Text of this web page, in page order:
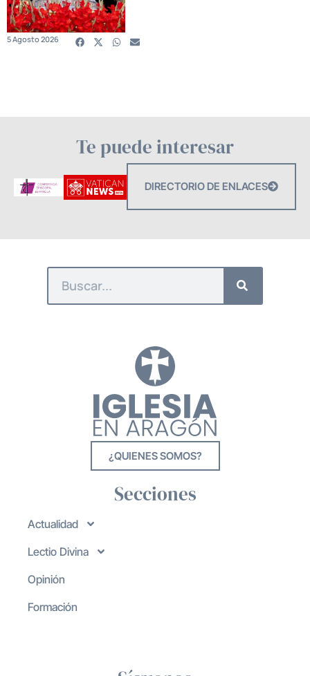
5 Agosto 2026
Te puede interesar
DIRECTORIO DE ENLACES
¿QUIENES SOMOS?
Secciones
Actualidad
Lectio Divina
Opinión
Formación